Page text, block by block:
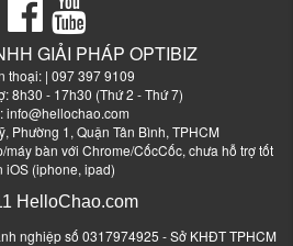
GIẢI PHÁP OPTIBIZ
thoại: | 097 397 9109
8h30 - 17h30 (Thứ 2 - Thứ 7)
info@hellochao.com
Phường 1, Quận Tân Bình, TPHCM
bàn với Chrome/CốcCốc, chưa hỗ trợ tốt
iOS (iphone, ipad)
HelloChao.com
nghiệp số 0317974925 - Sở KHĐT TPHCM